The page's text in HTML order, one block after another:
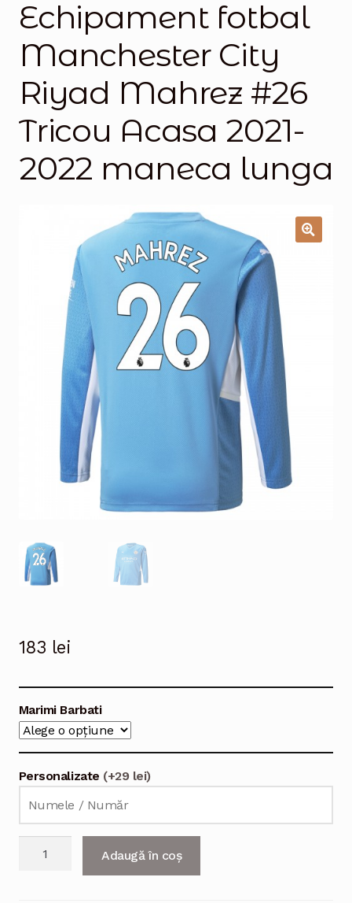
Magazinul
Echipament fotbal
Manchester City
Riyad Mahrez #26
Tricou Acasa 2021-
2022 maneca lunga
183 lei
Marimi Barbati
Personalizate (+29 lei)
Adaugă în coș